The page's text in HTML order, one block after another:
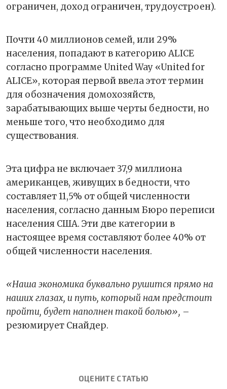
ограничен, доход ограничен, трудоустроен).
Почти 40 миллионов семей, или 29%
населения, попадают в категорию ALICE
согласно программе United Way «United for
ALICE», которая первой ввела этот термин
для обозначения домохозяйств,
зарабатывающих выше черты бедности, но
меньше того, что необходимо для
существования.
Эта цифра не включает 37,9 миллиона
американцев, живущих в бедности, что
составляет 11,5% от общей численности
населения, согласно данным Бюро переписи
населения США. Эти две категории в
настоящее время составляют более 40% от
общей численности населения.
«Наша экономика буквально рушится прямо на
наших глазах, и путь, который нам предстоит
пройти, будет наполнен такой болью», –
резюмирует Снайдер.
ОЦЕНИТЕ СТАТЬЮ